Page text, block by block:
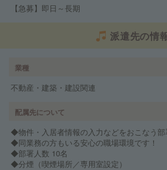
【急募】即日～長期
派遣先の情
業種
不動産・建築・建設関連
配属先について
◆物件・入居者情報の入力などをおこなう部
◆同業務の方もいる安心の職場環境です！
◆部署人数 10名
◆分煙（喫煙場所／専用室設定）